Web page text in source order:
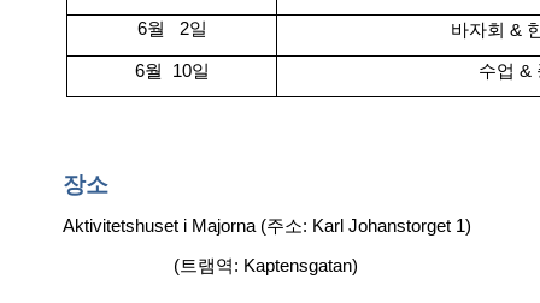
6월 2일 바자회 &
6월 10일 수업 &
장소
Aktivitetshuset i Majorna (주소: Karl Johanstorget 1)
(트램역: Kaptensgatan)